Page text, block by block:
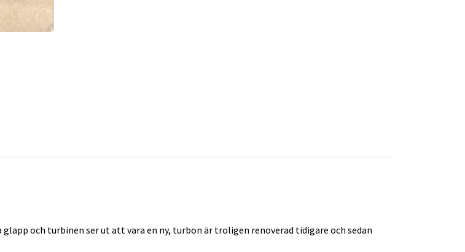
och turbinen ser ut att vara en ny, turbon är troligen renoverad tidigare och sedan